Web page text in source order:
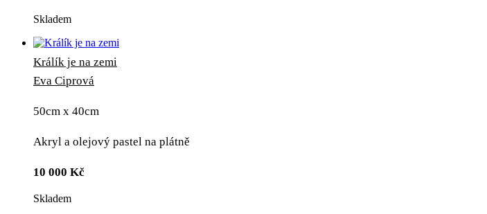
Skladem
Králík je na zemi
Eva Ciprová
50cm x 40cm
Akryl a olejový pastel na plátně
10 000 Kč
Skladem